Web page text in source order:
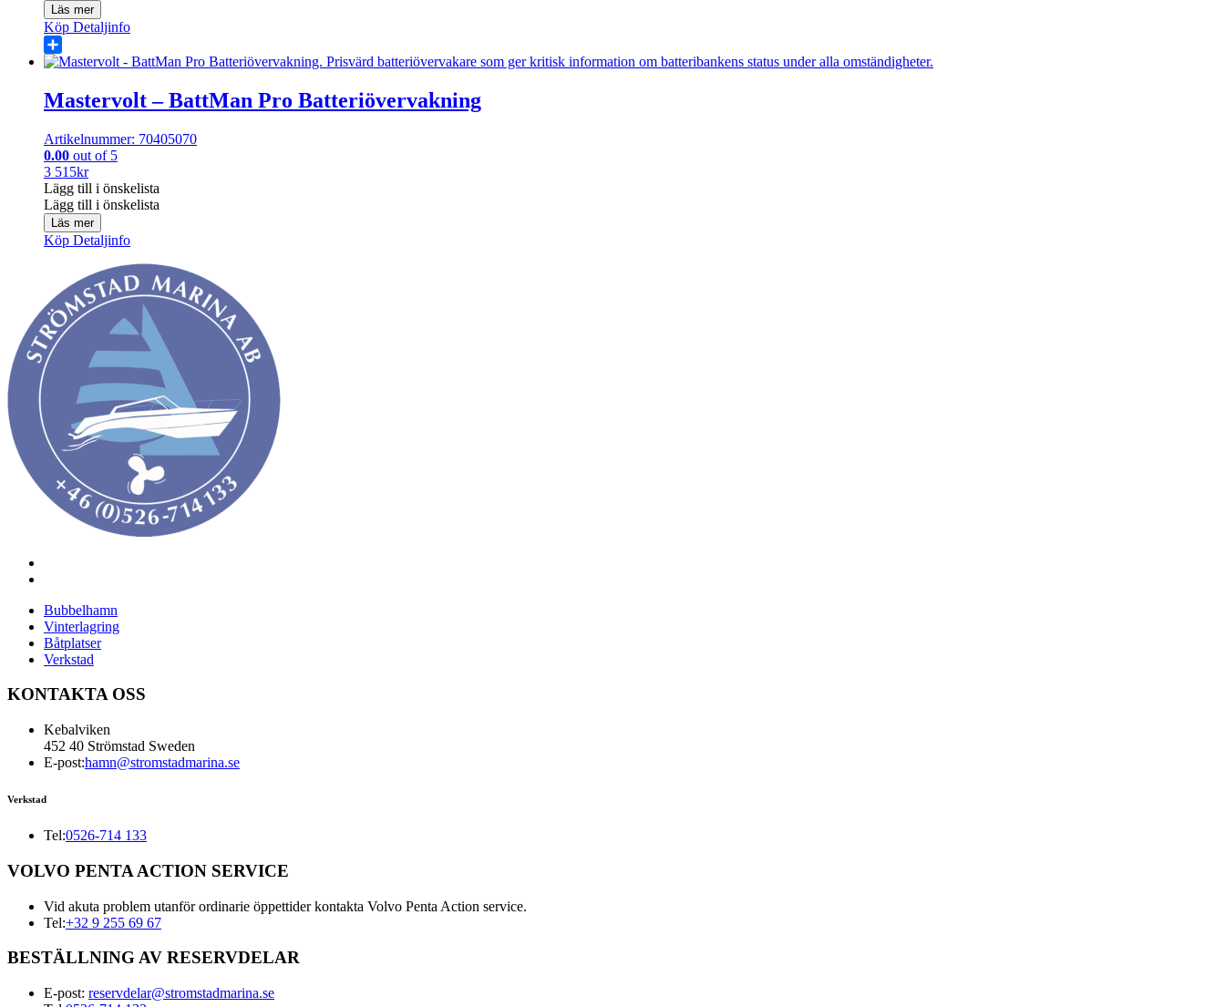
Läs mer
Köp Detaljinfo
Share
Mastervolt – BattMan Pro Batteriövervakning
Artikelnummer: 70405070
0.00 out of 5
3 515kr
Lägg till i önskelista
Lägg till i önskelista
Läs mer
Köp Detaljinfo
Bubbelhamn
Vinterlagring
Båtplatser
Verkstad
KONTAKTA OSS
Kebalviken
452 40 Strömstad Sweden
E-post:hamn@stromstadmarina.se
Verkstad
Tel:0526-714 133
VOLVO PENTA ACTION SERVICE
Vid akuta problem utanför ordinarie öppettider kontakta Volvo Penta Action service.
Tel:+32 9 255 69 67
BESTÄLLNING AV RESERVDELAR
E-post: reservdelar@stromstadmarina.se